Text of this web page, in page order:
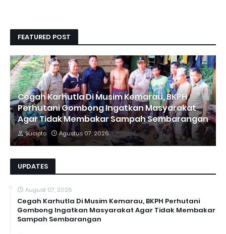
FEATURED POST
Cegah Karhutla Di Musim Kemarau, BKPH
Perhutani Gombong Ingatkan Masyarakat
Agar Tidak Membakar Sampah Sembarangan
Sucipto Agustus 07, 2026
UPDATES
August 07, 2026
Cegah Karhutla Di Musim Kemarau, BKPH Perhutani
Gombong Ingatkan Masyarakat Agar Tidak Membakar
Sampah Sembarangan